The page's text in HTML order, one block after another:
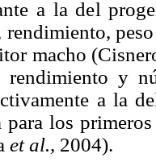
a la del
rendimiento,
macho
rendimiento y
a la
los
et al., 2004).